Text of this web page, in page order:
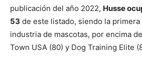
publicación del año 2022, Husse
53 de este listado, siendo la
industria de mascotas, por encima
Town USA (80) y Dog Training Elite